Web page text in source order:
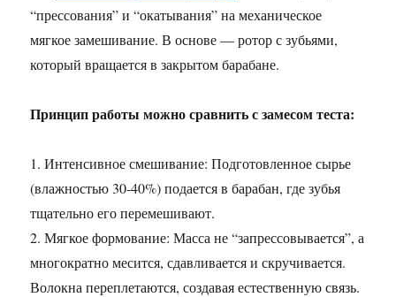
“прессования” и “окатывания” на механическое
мягкое замешивание. В основе — ротор с зубьями,
который вращается в закрытом барабане.
Принцип работы можно сравнить с замесом теста:
1. Интенсивное смешивание: Подготовленное сырье
(влажностью 30-40%) подается в барабан, где зубья
тщательно его перемешивают.
2. Мягкое формование: Масса не “запрессовывается”, а
многократно месится, сдавливается и скручивается.
Волокна переплетаются, создавая естественную связь.